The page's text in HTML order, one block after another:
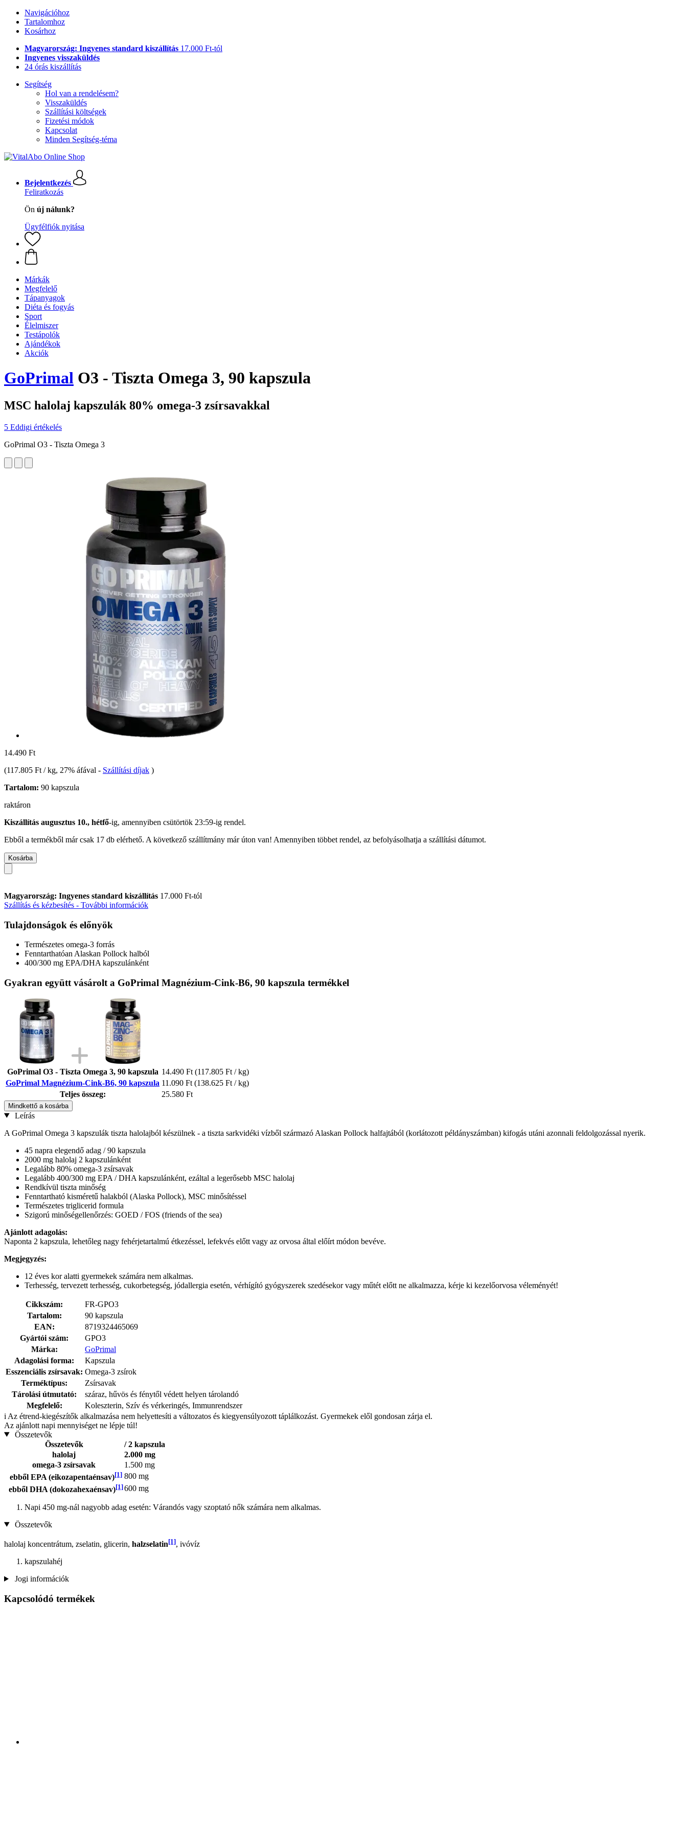
Navigációhoz
Tartalomhoz
Kosárhoz
Magyarország: Ingyenes standard kiszállítás 17.000 Ft-tól
Ingyenes visszaküldés
24 órás kiszállítás
Segítség
Hol van a rendelésem?
Visszaküldés
Szállítási költségek
Fizetési módok
Kapcsolat
Minden Segítség-téma
Bejelentkezés
Feliratkozás
Ön új nálunk?
Ügyfélfiók nyitása
Márkák
Megfelelő
Tápanyagok
Diéta és fogyás
Sport
Élelmiszer
Testápolók
Ajándékok
Akciók
GoPrimal O3 - Tiszta Omega 3, 90 kapszula
MSC halolaj kapszulák 80% omega-3 zsírsavakkal
5 Eddigi értékelés
GoPrimal O3 - Tiszta Omega 3
14.490 Ft
(117.805 Ft / kg, 27% áfával - Szállítási díjak )
Tartalom: 90 kapszula
raktáron
Kiszállítás augusztus 10., hétfő-ig, amennyiben csütörtök 23:59-ig rendel.
Ebből a termékből már csak 17 db elérhető. A következő szállítmány már úton van! Amennyiben többet rendel, az befolyásolhatja a szállítási dátumot.
Kosárba
Magyarország: Ingyenes standard kiszállítás 17.000 Ft-tól
Szállítás és kézbesítés - További információk
Tulajdonságok és előnyök
Természetes omega-3 forrás
Fenntarthatóan Alaskan Pollock halból
400/300 mg EPA/DHA kapszulánként
Gyakran együtt vásárolt a GoPrimal Magnézium-Cink-B6, 90 kapszula termékkel
GoPrimal O3 - Tiszta Omega 3, 90 kapszula 14.490 Ft (117.805 Ft / kg)
GoPrimal Magnézium-Cink-B6, 90 kapszula 11.090 Ft (138.625 Ft / kg)
Teljes összeg:
25.580 Ft
Mindkettő a kosárba
Leírás
A GoPrimal Omega 3 kapszulák tiszta halolajból készülnek - a tiszta sarkvidéki vízből származó Alaskan Pollock halfajtából (korlátozott példányszámban) kifogás utáni azonnali feldolgozással nyerik.
45 napra elegendő adag / 90 kapszula
2000 mg halolaj 2 kapszulánként
Legalább 80% omega-3 zsírsavak
Legalább 400/300 mg EPA / DHA kapszulánként, ezáltal a legerősebb MSC halolaj
Rendkívül tiszta minőség
Fenntartható kisméretű halakból (Alaska Pollock), MSC minősítéssel
Természetes triglicerid formula
Szigorú minőségellenőrzés: GOED / FOS (friends of the sea)
Ajánlott adagolás:
Naponta 2 kapszula, lehetőleg nagy fehérjetartalmú étkezéssel, lefekvés előtt vagy az orvosa által előírt módon bevéve.
Megjegyzés:
12 éves kor alatti gyermekek számára nem alkalmas.
Terhesség, tervezett terhesség, cukorbetegség, jódallergia esetén, vérhígító gyógyszerek szedésekor vagy műtét előtt ne alkalmazza, kérje ki kezelőorvosa véleményét!
Cikkszám:
FR-GPO3
Tartalom:
90 kapszula
EAN:
8719324465069
Gyártói szám:
GPO3
Márka:
GoPrimal
Adagolási forma:
Kapszula
Esszenciális zsírsavak: Omega-3 zsírok
Terméktípus:
Zsírsavak
Tárolási útmutató:
száraz, hűvös és fénytől védett helyen tárolandó
Megfelelő:
Koleszterin, Szív és vérkeringés, Immunrendszer
i Az étrend-kiegészítők alkalmazása nem helyettesíti a változatos és kiegyensúlyozott táplálkozást. Gyermekek elől gondosan zárja el.
Az ajánlott napi mennyiséget ne lépje túl!
Összetevők
Összetevők
/ 2 kapszula
halolaj
2.000 mg
omega-3 zsírsavak
1.500 mg
ebből EPA (eikozapentaénsav)[1] 800 mg
ebből DHA (dokozahexaénsav)[1]600 mg
Napi 450 mg-nál nagyobb adag esetén: Várandós vagy szoptató nők számára nem alkalmas.
Összetevők
halolaj koncentrátum, zselatin, glicerin, halzselatin[1], ivóvíz
kapszulahéj
Jogi információk
Kapcsolódó termékek